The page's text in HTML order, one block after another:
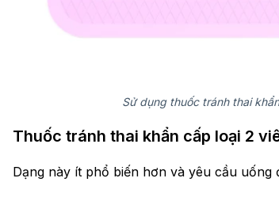
Sử dụng thuốc tránh thai
Thuốc tránh thai khẩn cấp loại 2
Dạng này ít phổ biến hơn và yêu cầu uống